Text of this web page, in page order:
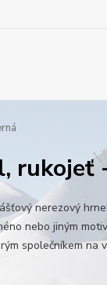
rukojeť
nerezový
nebo jiným
společníkem na